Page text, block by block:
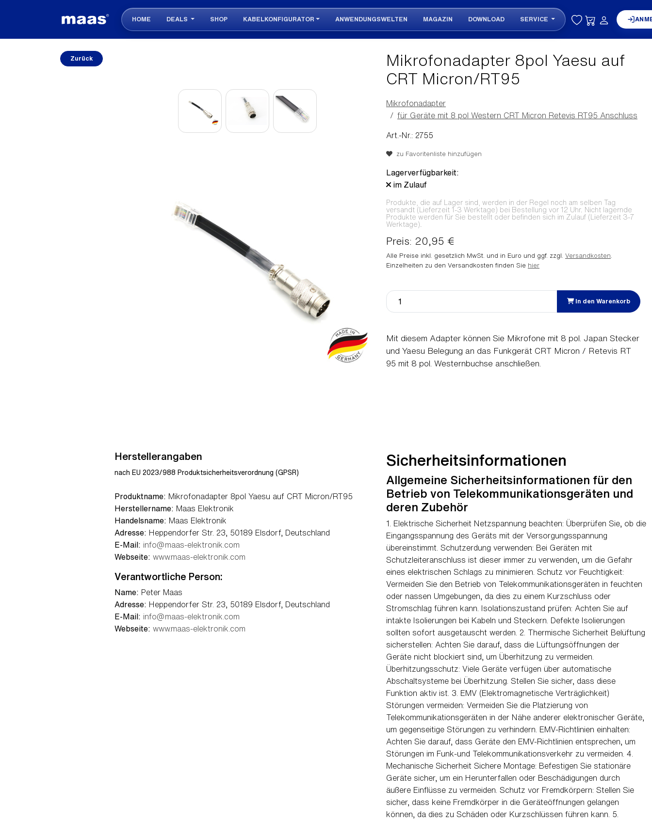
HOME DEALS SHOP KABELKONFIGURATOR ANWENDUNGSWELTEN MAGAZIN DOWNLOAD SERVICE
Zurück
Mikrofonadapter 8pol Yaesu auf
CRT Micron/RT95
Mikrofonadapter
für Geräte mit 8 pol Western CRT Micron Retevis RT95 Anschluss
Art.-Nr.: 2755
zu Favoritenliste hinzufügen
Lagerverfügbarkeit:
im Zulauf
Produkte, die auf Lager sind, werden in der Regel noch am selben Tag
versandt (Lieferzeit 1-3 Werktage) bei Bestellung vor 12 Uhr. Nicht lagernde
Produkte werden für Sie bestellt oder befinden sich im Zulauf (Lieferzeit 3-7
Werktage).
Preis: 20,95 €
Alle Preise inkl. gesetzlich MwSt. und in Euro und ggf. zzgl. Versandkosten
Einzelheiten zu den Versandkosten finden Sie hier
In den Warenkorb
Mit diesem Adapter können Sie Mikrofone mit 8 pol. Japan Stecker
und Yaesu Belegung an das Funkgerät CRT Micron / Retevis RT
95 mit 8 pol. Westernbuchse anschließen.
Herstellerangaben
nach EU 2023/988 Produktsicherheitsverordnung (GPSR)
Produktname: Mikrofonadapter 8pol Yaesu auf CRT Micron/RT95
Herstellername: Maas Elektronik
Handelsname: Maas Elektronik
Adresse: Heppendorfer Str. 23, 50189 Elsdorf, Deutschland
E-Mail: info@maas-elektronik.com
Webseite: www.maas-elektronik.com
Verantwortliche Person:
Name: Peter Maas
Adresse: Heppendorfer Str. 23, 50189 Elsdorf, Deutschland
E-Mail: info@maas-elektronik.com
Webseite: www.maas-elektronik.com
Sicherheitsinformationen
Allgemeine Sicherheitsinformationen für den
Betrieb von Telekommunikationsgeräten und
deren Zubehör
1. Elektrische Sicherheit Netzspannung beachten: Überprüfen Sie, ob die
Eingangsspannung des Geräts mit der Versorgungsspannung
übereinstimmt. Schutzerdung verwenden: Bei Geräten mit
Schutzleiteranschluss ist dieser immer zu verwenden, um die Gefahr
eines elektrischen Schlags zu minimieren. Schutz vor Feuchtigkeit:
Vermeiden Sie den Betrieb von Telekommunikationsgeräten in feuchten
oder nassen Umgebungen, da dies zu einem Kurzschluss oder
Stromschlag führen kann. Isolationszustand prüfen: Achten Sie auf
intakte Isolierungen bei Kabeln und Steckern. Defekte Isolierungen
sollten sofort ausgetauscht werden. 2. Thermische Sicherheit Belüftung
sicherstellen: Achten Sie darauf, dass die Lüftungsöffnungen der
Geräte nicht blockiert sind, um Überhitzung zu vermeiden.
Überhitzungsschutz: Viele Geräte verfügen über automatische
Abschaltsysteme bei Überhitzung. Stellen Sie sicher, dass diese
Funktion aktiv ist. 3. EMV (Elektromagnetische Verträglichkeit)
Störungen vermeiden: Vermeiden Sie die Platzierung von
Telekommunikationsgeräten in der Nähe anderer elektronischer Geräte,
um gegenseitige Störungen zu verhindern. EMV-Richtlinien einhalten:
Achten Sie darauf, dass Geräte den EMV-Richtlinien entsprechen, um
Störungen im Funk-und Telekommunikationsverkehr zu vermeiden. 4.
Mechanische Sicherheit Sichere Montage: Befestigen Sie stationäre
Geräte sicher, um ein Herunterfallen oder Beschädigungen durch
äußere Einflüsse zu vermeiden. Schutz vor Fremdkörpern: Stellen Sie
sicher, dass keine Fremdkörper in die Geräteöffnungen gelangen
können, da dies zu Schäden oder Kurzschlüssen führen kann. 5.